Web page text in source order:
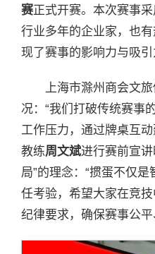
赛正式开赛。本次赛事
行业多年的企业家，也
现了赛事的影响力与吸引
上海市滁州商会文
况：“我们打破传统赛事
工作压力，通过牌桌互
教练周文斌进行赛前宣
局”的理念：“掼蛋不仅
任考验，希望大家在竞
纪律要求，确保赛事公平